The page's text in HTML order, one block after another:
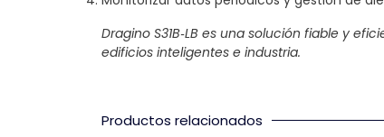
Dragino S31B‑LB es una solución fiable y
edificios inteligentes e industria.
Productos relacionados